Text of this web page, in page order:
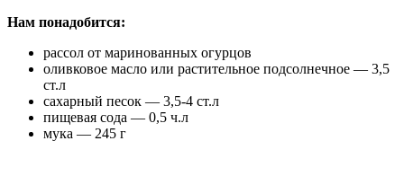
Нам понадобится:
рассол от маринованных огурцов
оливковое масло или растительное подсолнечное — 3,5
ст.л
сахарный песок — 3,5-4 ст.л
пищевая сода — 0,5 ч.л
мука — 245 г